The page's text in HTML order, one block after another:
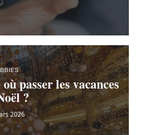
passer les vacances
?
2026